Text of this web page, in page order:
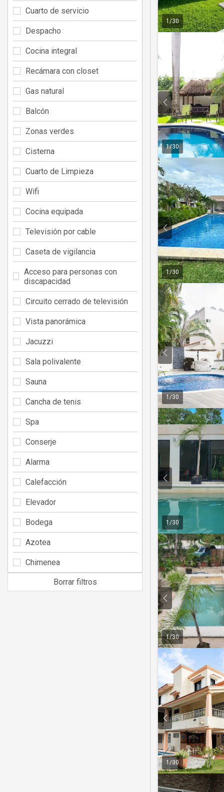
1/30
1/30
1/30
1 /30
1 /30
1/30
1/30
Cuarto de servicio
Despacho
Cocina integral
Recámara con closet
Gas natural
Balcón
Zonas verdes
Cisterna
Cuarto de Limpieza
Wifi
Cocina equipada
Televisión por cable
Caseta de vigilancia
Acceso para personas con
discapacidad
Circuito cerrado de televisión
Vista panorámica
Jacuzzi
Sala polivalente
Sauna
Cancha de tenis
Spa
Conserje
Alarma
Calefacción
Elevador
Bodega
Azotea
Chimenea
Borrar filtros